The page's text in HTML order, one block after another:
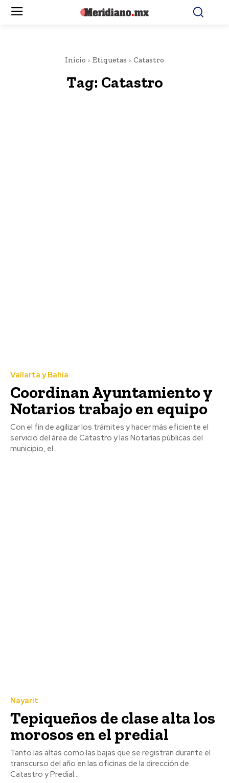
Inicio Etiquetas Catastro
Tag: Catastro
Vallarta y Bahía
Coordinan Ayuntamiento y
Notarios trabajo en equipo
Con el fin de agilizar los trámites y hacer más eficiente el
servicio del área de Catastro y las Notarías públicas del
municipio, el...
Nayarit
Tepiqueños de clase alta los
morosos en el predial
Tanto las altas como las bajas que se registran durante el
transcurso del año en las oficinas de la dirección de
Catastro y Predial...